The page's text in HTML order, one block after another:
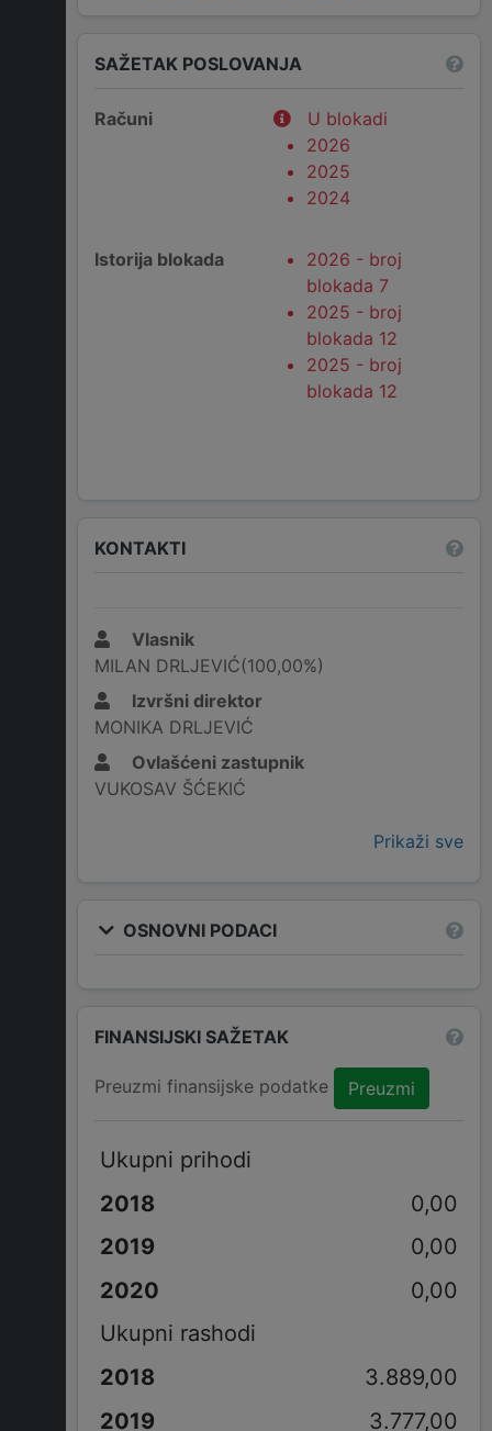
SAŽETAK POSLOVANJA
Računi
U blokadi
2026
2025
2024
Istorija blokada
2026 - broj
blokada 7
2025 - broj
blokada 12
2025 - broj
blokada 12
KONTAKTI
Vlasnik
MILAN DRLJEVIĆ(100,00%)
Izvršni direktor
MONIKA DRLJEVIĆ
Ovlašćeni zastupnik
VUKOSAV ŠĆEKIĆ
Prikaži sve
OSNOVNI PODACI
FINANSIJSKI SAŽETAK
Preuzmi finansijske podatke Preuzmi
Ukupni prihodi
0,00
0,00
0,00
Ukupni rashodi
3.889,00
3.777,00